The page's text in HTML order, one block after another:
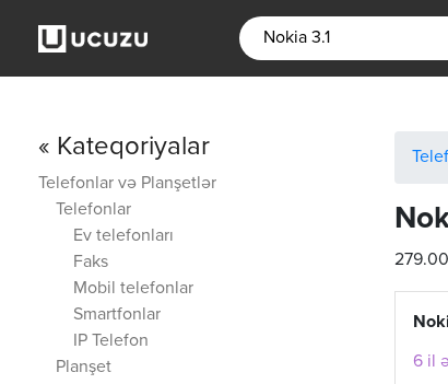
« Kateqoriyalar
Telefonlar və Planşetlər
Telefonlar
Ev telefonları
Faks
Mobil telefonlar
Smartfonlar
IP Telefon
Planşet
6 il